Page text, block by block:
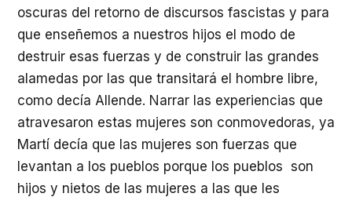
oscuras del retorno de discursos fascistas y para
que enseñemos a nuestros hijos el modo de
destruir esas fuerzas y de construir las grandes
alamedas por las que transitará el hombre libre,
como decía Allende. Narrar las experiencias que
atravesaron estas mujeres son conmovedoras, ya
Martí decía que las mujeres son fuerzas que
levantan a los pueblos porque los pueblos son
hijos y nietos de las mujeres a las que les